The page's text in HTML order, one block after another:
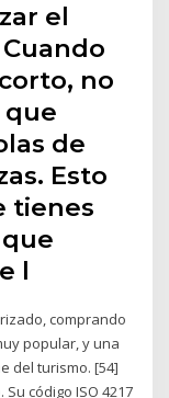
el
no
que
de
Esto
tienes
l
comprando
popular, y una
del turismo. [54]
código ISO 4217